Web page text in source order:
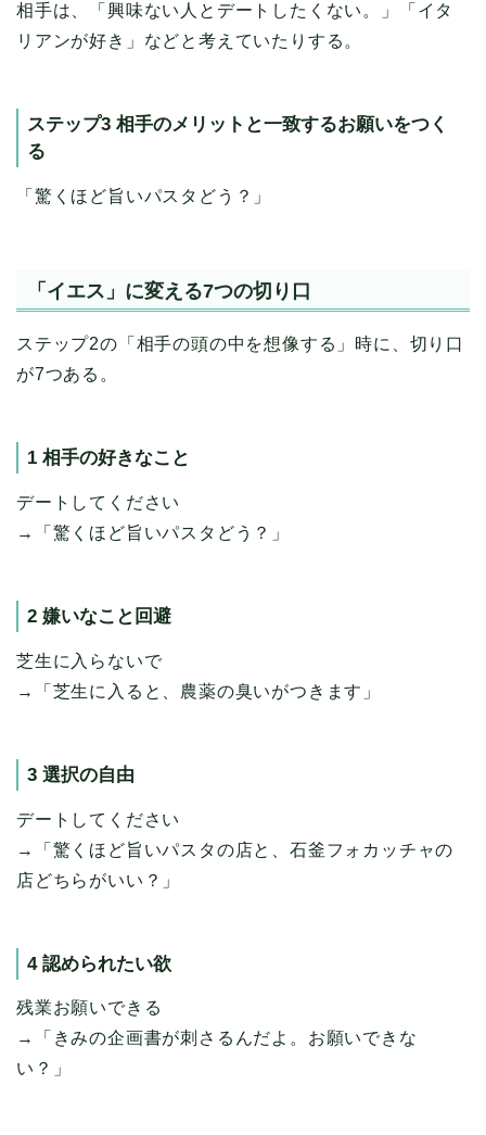
相手は、「興味ない人とデートしたくない。」「イタ
リアンが好き」などと考えていたりする。
ステップ3 相手のメリットと一致するお願いをつく
る
「驚くほど旨いパスタどう？」
「イエス」に変える7つの切り口
ステップ2の「相手の頭の中を想像する」時に、切り口
が7つある。
1 相手の好きなこと
デートしてください
→「驚くほど旨いパスタどう？」
2 嫌いなこと回避
芝生に入らないで
→「芝生に入ると、農薬の臭いがつきます」
3 選択の自由
デートしてください
→「驚くほど旨いパスタの店と、石釜フォカッチャの
店どちらがいい？」
4 認められたい欲
残業お願いできる
→「きみの企画書が刺さるんだよ。お願いできな
い？」